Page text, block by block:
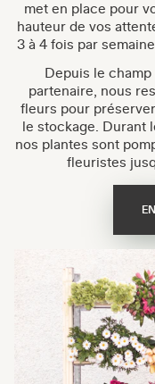
met en place pour
hauteur de vos
3 à 4 fois par
Depuis le
partenaire, nous
fleurs pour
le stockage. Durant
nos plantes sont
fleuristes